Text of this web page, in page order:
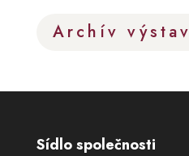
Archív výstav
Sídlo společnosti